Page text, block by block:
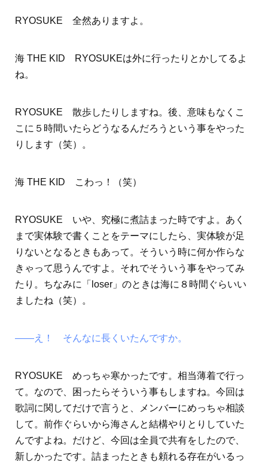
RYOSUKE 全然ありますよ。
海 THE KID RYOSUKEは外に行ったりとかしてるよ
ね。
RYOSUKE 散歩したりしますね。後、意味もなくこ
こに５時間いたらどうなるんだろうという事をやった
りします（笑）。
海 THE KID こわっ！（笑）
RYOSUKE いや、究極に煮詰まった時ですよ。あく
まで実体験で書くことをテーマにしたら、実体験が足
りないとなるときもあって。そういう時に何か作らな
きゃって思うんですよ。それでそういう事をやってみ
たり。ちなみに「loser」のときは海に８時間ぐらいい
ましたね（笑）。
――え！ そんなに長くいたんですか。
RYOSUKE めっちゃ寒かったです。相当薄着で行っ
て。なので、困ったらそういう事もしますね。今回は
歌詞に関してだけで言うと、メンバーにめっちゃ相談
して。前作ぐらいから海さんと結構やりとりしていた
んですよね。だけど、今回は全員で共有をしたので、
新しかったです。詰まったときも頼れる存在がいるっ